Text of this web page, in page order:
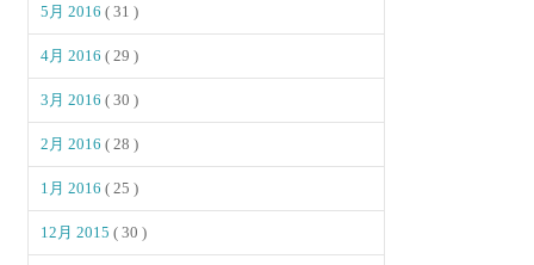
5月 2016( 31 )
4月 2016( 29 )
3月 2016( 30 )
2月 2016( 28 )
1月 2016( 25 )
12月 2015( 30 )